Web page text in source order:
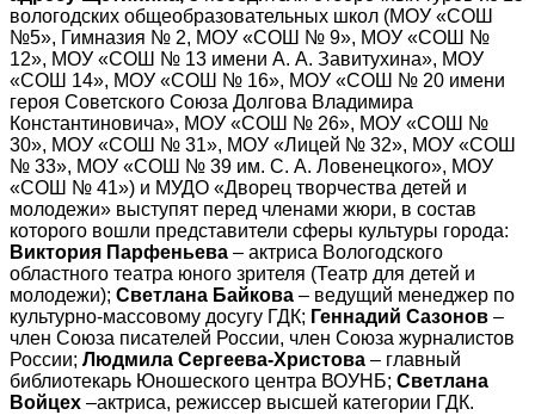
вологодских общеобразовательных школ (МОУ «СОШ
№5», Гимназия № 2, МОУ «СОШ № 9», МОУ «СОШ №
12», МОУ «СОШ № 13 имени А. А. Завитухина», МОУ
«СОШ 14», МОУ «СОШ № 16», МОУ «СОШ № 20 имени
героя Советского Союза Долгова Владимира
Константиновича», МОУ «СОШ № 26», МОУ «СОШ №
30», МОУ «СОШ № 31», МОУ «Лицей № 32», МОУ «СОШ
№ 33», МОУ «СОШ № 39 им. С. А. Ловенецкого», МОУ
«СОШ № 41») и МУДО «Дворец творчества детей и
молодежи» выступят перед членами жюри, в состав
которого вошли представители сферы культуры города:
Виктория Парфеньева – актриса Вологодского
областного театра юного зрителя (Театр для детей и
молодежи); Светлана Байкова – ведущий менеджер по
культурно-массовому досугу ГДК; Геннадий Сазонов –
член Союза писателей России, член Союза журналистов
России; Людмила Сергеева-Христова – главный
библиотекарь Юношеского центра ВОУНБ; Светлана
Войцех –актриса, режиссер высшей категории ГДК.